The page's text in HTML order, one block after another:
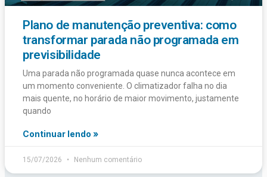
Plano de manutenção preventiva: como
transformar parada não programada em
previsibilidade
Uma parada não programada quase nunca acontece em
um momento conveniente. O climatizador falha no dia
mais quente, no horário de maior movimento, justamente
quando
Continuar lendo »
15/07/2026 Nenhum comentário